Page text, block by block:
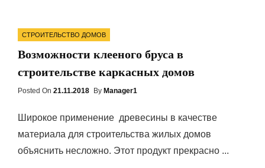
ДОМА
Categories
СТРОИТЕЛЬСТВО ДОМОВ
Возможности клееного бруса в
строительстве каркасных домов
Posted On Posted
21.11.2018 By Manager1
Широкое применение древесины в качестве
материала для строительства жилых домов
объяснить несложно. Этот продукт прекрасно ...